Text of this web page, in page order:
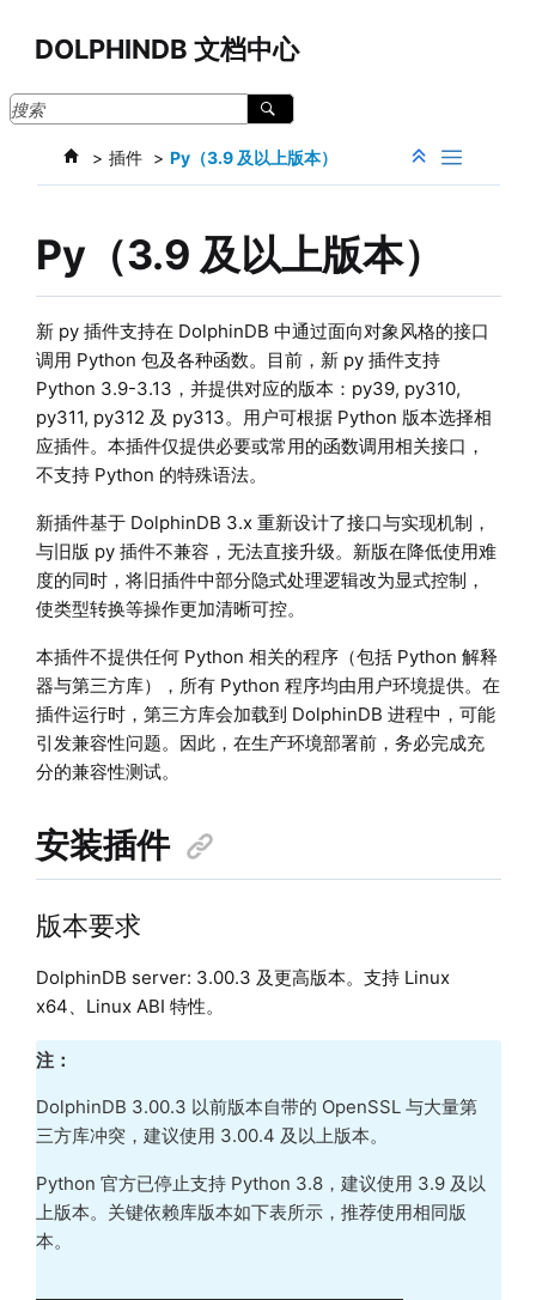
DOLPHINDB 文档中心
插件 Py（3.9 及以上版本）
Py（3.9 及以上版本）
新 py 插件支持在 DolphinDB 中通过面向对象风格的接口
调用 Python 包及各种函数。目前，新 py 插件支持
Python 3.9-3.13，并提供对应的版本：py39, py310,
py311, py312 及 py313。用户可根据 Python 版本选择相
应插件。本插件仅提供必要或常用的函数调用相关接口，
不支持 Python 的特殊语法。
新插件基于 DolphinDB 3.x 重新设计了接口与实现机制，
与旧版 py 插件不兼容，无法直接升级。新版在降低使用难
度的同时，将旧插件中部分隐式处理逻辑改为显式控制，
使类型转换等操作更加清晰可控。
本插件不提供任何 Python 相关的程序（包括 Python 解释
器与第三方库），所有 Python 程序均由用户环境提供。在
插件运行时，第三方库会加载到 DolphinDB 进程中，可能
引发兼容性问题。因此，在生产环境部署前，务必完成充
分的兼容性测试。
安装插件
版本要求
DolphinDB server: 3.00.3 及更高版本。支持 Linux
x64、Linux ABI 特性。
注：
DolphinDB 3.00.3 以前版本自带的 OpenSSL 与大量第
三方库冲突，建议使用 3.00.4 及以上版本。
Python 官方已停止支持 Python 3.8，建议使用 3.9 及以
上版本。关键依赖库版本如下表所示，推荐使用相同版
本。